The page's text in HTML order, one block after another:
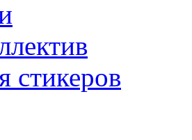
стикеров